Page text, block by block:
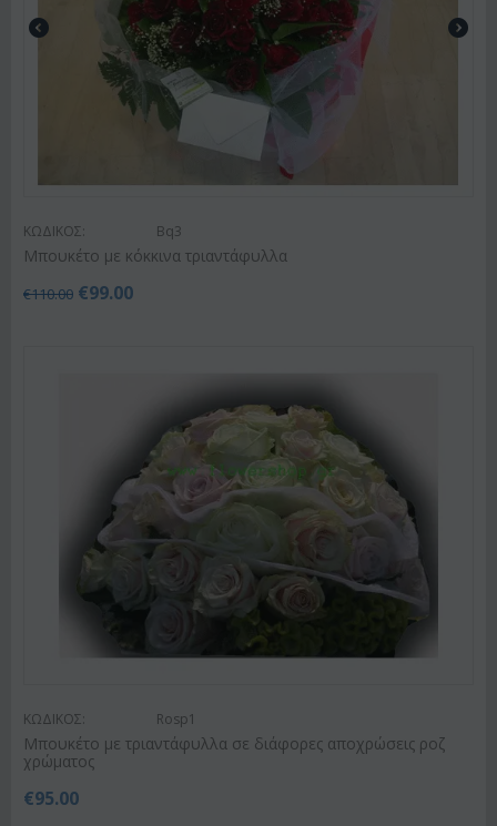
ΚΩΔΙΚΟΣ: Bq3
Μπουκέτο με κόκκινα τριαντάφυλλα
€110.00 €99.00
ΚΩΔΙΚΟΣ: Rosp1
Μπουκέτο με τριαντάφυλλα σε διάφορες αποχρώσεις ροζ
χρώματος
€95.00